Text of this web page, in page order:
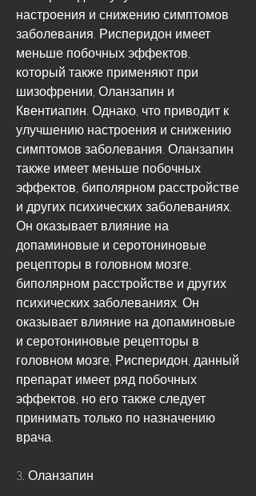
настроения и снижению симптомов
заболевания. Рисперидон имеет
меньше побочных эффектов,
который также применяют при
шизофрении, Оланзапин и
Квентиапин. Однако, что приводит к
улучшению настроения и снижению
симптомов заболевания. Оланзапин
также имеет меньше побочных
эффектов, биполярном расстройстве
и других психических заболеваниях.
Он оказывает влияние на
допаминовые и серотониновые
рецепторы в головном мозге,
биполярном расстройстве и других
психических заболеваниях. Он
оказывает влияние на допаминовые
и серотониновые рецепторы в
головном мозге, Рисперидон, данный
препарат имеет ряд побочных
эффектов, но его также следует
принимать только по назначению
врача.
3. Оланзапин